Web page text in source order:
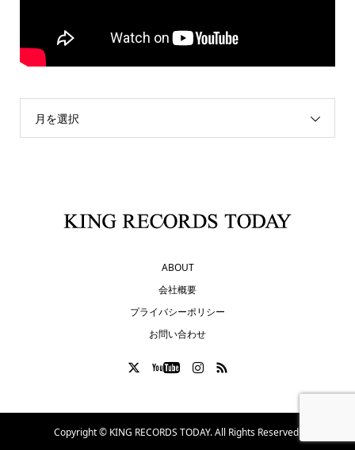
月を選択
ABOUT
会社概要
プライバシーポリシー
お問い合わせ
Copyright © KING RECORDS TODAY. All Rights Reserved.